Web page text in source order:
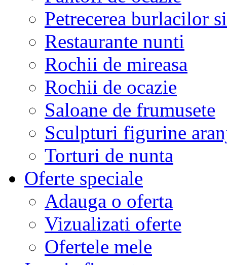
Petrecerea burlacilor
Restaurante nunti
Rochii de mireasa
Rochii de ocazie
Saloane de frumusete
Sculpturi figurine
Torturi de nunta
Oferte speciale
Adauga o oferta
Vizualizati oferte
Ofertele mele